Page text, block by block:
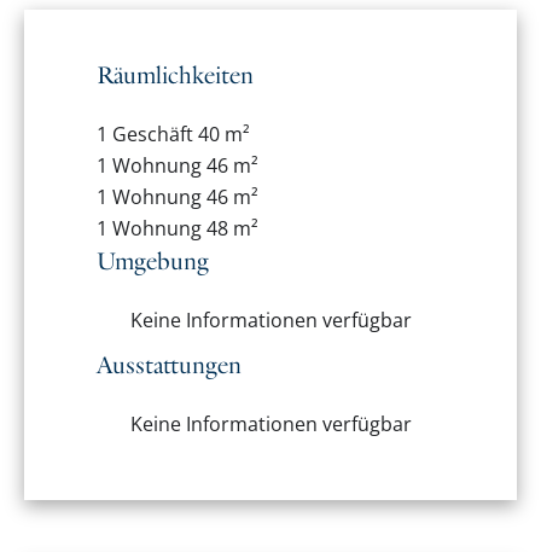
Räumlichkeiten
1 Geschäft40 m²
1 Wohnung46 m²
1 Wohnung46 m²
1 Wohnung48 m²
Umgebung
Keine Informationen verfügbar
Ausstattungen
Keine Informationen verfügbar